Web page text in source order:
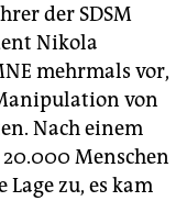
der SDSM
Nikola
mehrmals vor,
von
Nach einem
Menschen
zu, es kam